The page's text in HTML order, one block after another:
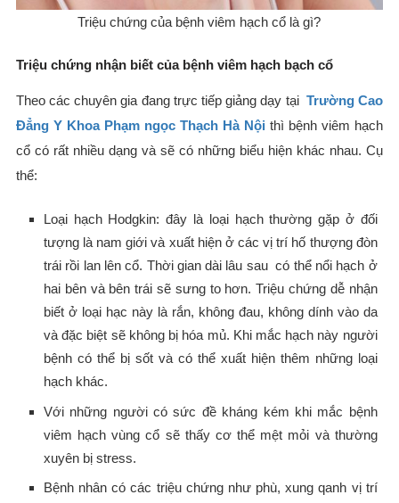
Triệu chứng của bệnh viêm hạch cổ là gì?
Triệu chứng nhận biết của bệnh viêm hạch bạch cổ
Theo các chuyên gia đang trực tiếp giảng dạy tại Trường Cao
Đẳng Y Khoa Phạm ngọc Thạch Hà Nội thì bệnh viêm hạch
cổ có rất nhiều dạng và sẽ có những biểu hiện khác nhau. Cụ
thể:
Loại hạch Hodgkin: đây là loại hạch thường gặp ở đối
tượng là nam giới và xuất hiện ở các vị trí hố thượng đòn
trái rồi lan lên cổ. Thời gian dài lâu sau có thể nổi hạch ở
hai bên và bên trái sẽ sưng to hơn. Triệu chứng dễ nhận
biết ở loại hạc này là rắn, không đau, không dính vào da
và đặc biệt sẽ không bị hóa mủ. Khi mắc hạch này người
bệnh có thể bị sốt và có thể xuất hiện thêm những loại
hạch khác.
Với những người có sức đề kháng kém khi mắc bệnh
viêm hạch vùng cổ sẽ thấy cơ thể mệt mỏi và thường
xuyên bị stress.
Bệnh nhân có các triệu chứng như phù, xung qanh vị trí